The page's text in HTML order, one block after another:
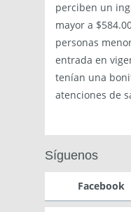
perciben un
mayor a
personas
entrada en
tenían una
atenciones de
Síguenos
Facebook